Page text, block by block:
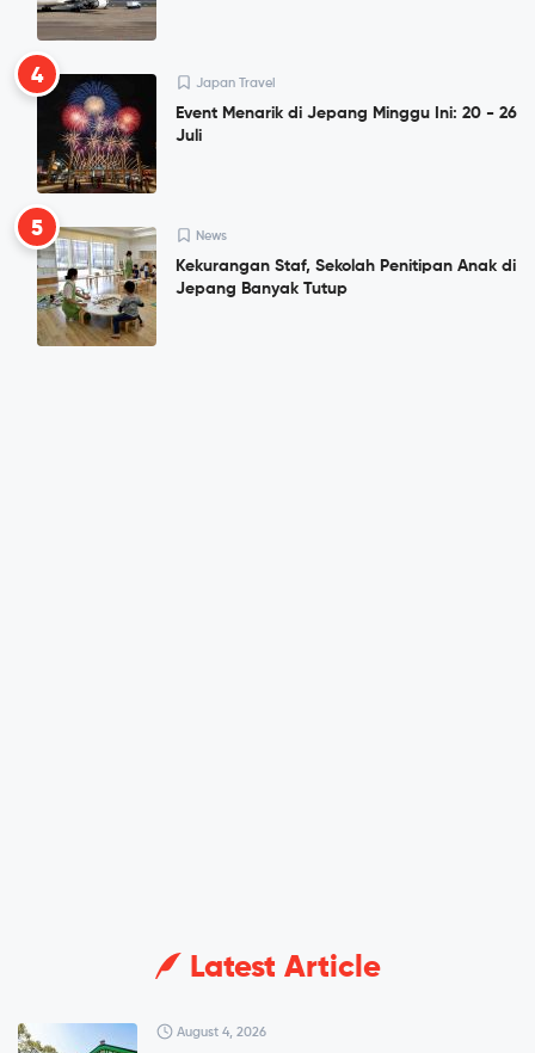
4 Japan Travel
Event Menarik di Jepang Minggu Ini: 20 - 26
Juli
5 News
Kekurangan Staf, Sekolah Penitipan Anak di
Jepang Banyak Tutup
Latest Article
August 4, 2026